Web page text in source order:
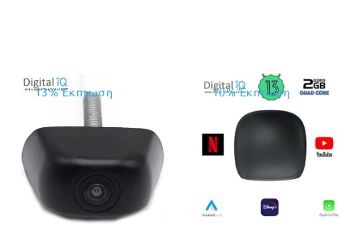
13% Έκπτωση 10% Έκπτωση